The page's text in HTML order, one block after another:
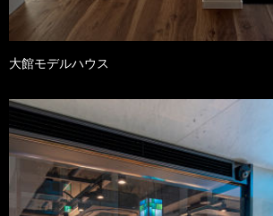
大館モデルハウス